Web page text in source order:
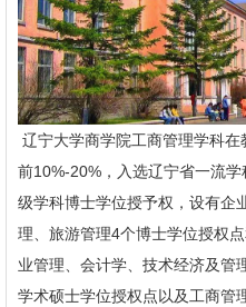
辽宁大学商学院工商管理学科
前10%-20%，入选辽宁省一流
级学科博士学位授予权，设有企
理、旅游管理4个博士学位授权
业管理、会计学、技术经济及管
学术硕士学位授权点以及工商管